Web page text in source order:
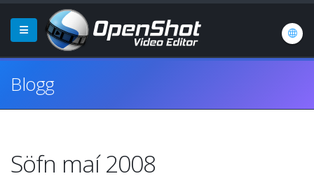
Blogg
Söfn maí 2008